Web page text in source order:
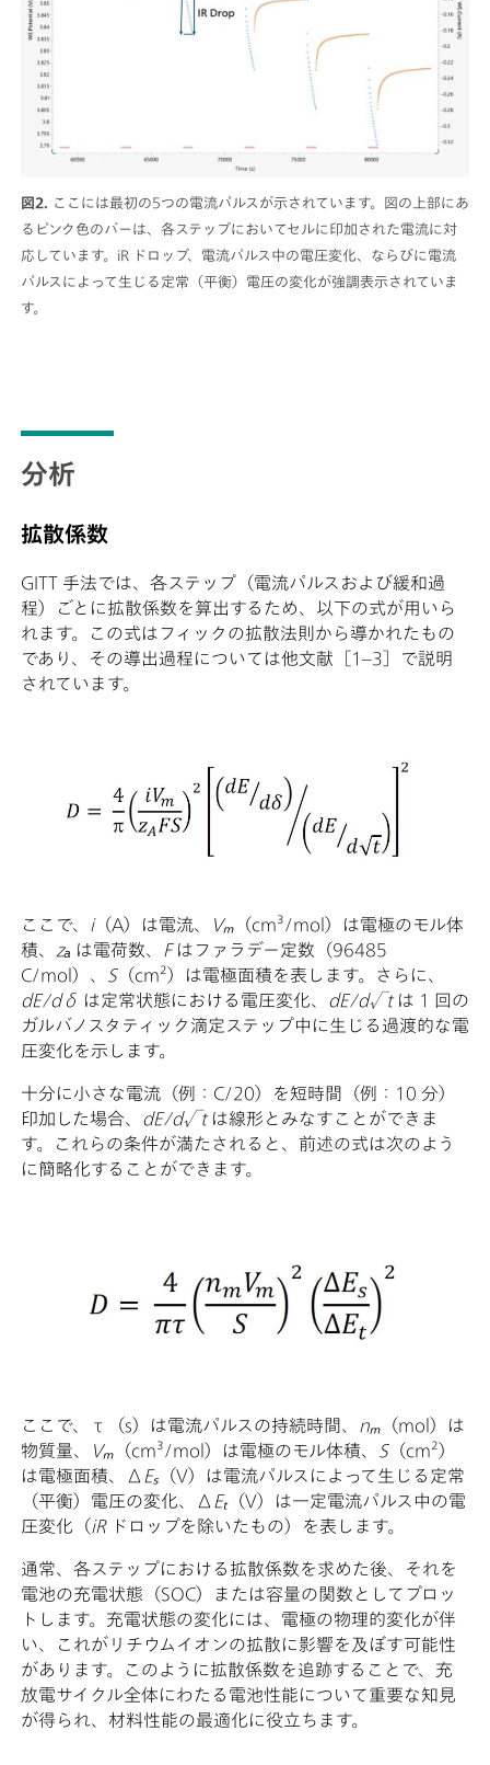
図2. ここには最初の5つの電流パルスが示されています。図の上部にあ
るピンク色のバーは、各ステップにおいてセルに印加された電流に対
応しています。iR ドロップ、電流パルス中の電圧変化、ならびに電流
パルスによって生じる定常（平衡）電圧の変化が強調表示されていま
す。
分析
拡散係数
GITT 手法では、各ステップ（電流パルスおよび緩和過
程）ごとに拡散係数を算出するため、以下の式が用いら
れます。この式はフィックの拡散法則から導かれたもの
であり、その導出過程については他文献［1–3］で説明
されています。
ここで、 i（A）は電流、 Vₘ （cm³/mol）は電極のモル体
積、
zₐ は電荷数、 Fはファラデー定数（96485
C/mol）、
S（cm²）は電極面積を表します。さらに、
dE/dδ は定常状態における電圧変化、 dE/d√tは 1 回の
ガルバノスタティック滴定ステップ中に生じる過渡的な電
圧変化を示します。
十分に小さな電流（例：C/20）を短時間（例：10 分）
印加した場合、 dE/d√tは線形とみなすことができま
す。これらの条件が満たされると、前述の式は次のよう
に簡略化することができます。
ここで、τ（s）は電流パルスの持続時間、 nₘ （mol）は
物質量、
Vₘ （cm³/mol）は電極のモル体積、 S（cm²）
は電極面積、Δ Eₛ （V）は電流パルスによって生じる定常
（平衡）電圧の変化、Δ Eₜ（V）は一定電流パルス中の電
圧変化（ iRドロップを除いたもの）を表します。
通常、各ステップにおける拡散係数を求めた後、それを
電池の充電状態（SOC）または容量の関数としてプロッ
トします。充電状態の変化には、電極の物理的変化が伴
い、これがリチウムイオンの拡散に影響を及ぼす可能性
があります。このように拡散係数を追跡することで、充
放電サイクル全体にわたる電池性能について重要な知見
が得られ、材料性能の最適化に役立ちます。